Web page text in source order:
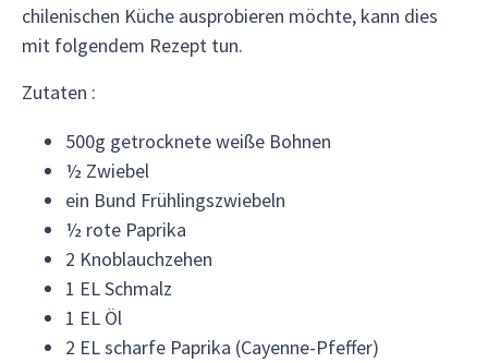
chilenischen Küche ausprobieren möchte, kann dies
mit folgendem Rezept tun.
Zutaten :
500g getrocknete weiße Bohnen
½ Zwiebel
ein Bund Frühlingszwiebeln
½ rote Paprika
2 Knoblauchzehen
1 EL Schmalz
1 EL Öl
2 EL scharfe Paprika (Cayenne-Pfeffer)